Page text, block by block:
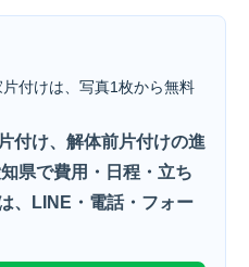
対策SOS」コーナーに掲載いただきまし…
付けは、写真1枚から無料
付け、解体前片付けの進
県で費用・日程・立ち
、LINE・電話・フォー